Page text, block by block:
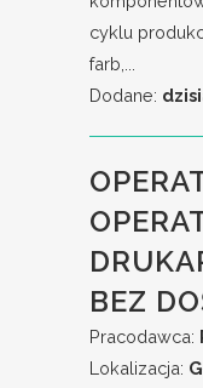
cyklu
farb,...
Dodane:
BEZ
Pracodawca:
Lokalizacja: